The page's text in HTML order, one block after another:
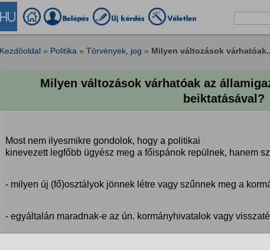
Kezdőoldal » Politika » Törvények, jog » Milyen változások
Milyen változások várhatóak az
beiktatásával?
Most nem ilyesmikre gondolok, hogy a politikai
kinevezett legfőbb ügyész meg a főispánok repülnek, hanem
- milyen új (fő)osztályok jönnek létre vagy szűnnek meg a
- egyáltalán maradnak-e az ún. kormányhivatalok vagy